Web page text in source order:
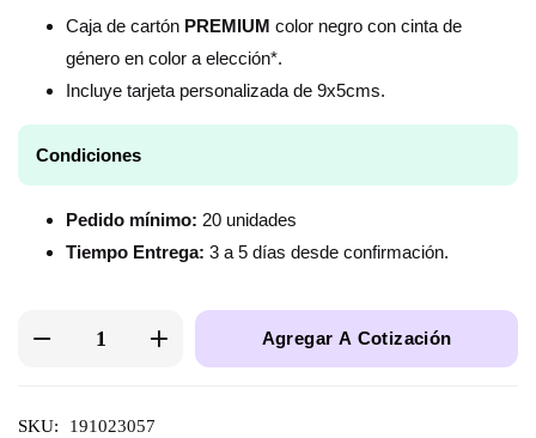
Caja de cartón PREMIUM color negro con cinta de
género en color a elección*.
Incluye tarjeta personalizada de 9x5cms.
Condiciones
Pedido mínimo: 20 unidades
Tiempo Entrega: 3 a 5 días desde confirmación.
Agregar A Cotización
SKU: 191023057